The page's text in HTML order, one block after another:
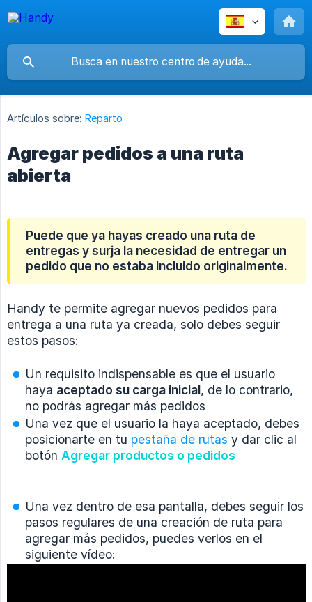
Artículos sobre: Reparto
Agregar pedidos a una ruta
abierta
Puede que ya hayas creado una ruta de
entregas y surja la necesidad de entregar un
pedido que no estaba incluido originalmente.
Handy te permite agregar nuevos pedidos para
entrega a una ruta ya creada, solo debes seguir
estos pasos:
Un requisito indispensable es que el usuario
haya aceptado su carga inicial, de lo contrario,
no podrás agregar más pedidos
Una vez que el usuario la haya aceptado, debes
posicionarte en tu pestaña de rutas y dar clic al
botón Agregar productos o pedidos
Una vez dentro de esa pantalla, debes seguir los
pasos regulares de una creación de ruta para
agregar más pedidos, puedes verlos en el
siguiente vídeo: